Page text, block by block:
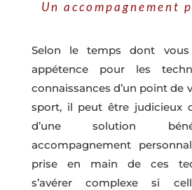
Un accompagnement
Selon le temps dont vous
appétence pour les
connaissances d’un point de
sport, il peut être judicieux
d’une solution
accompagnement
prise en main de ces
s’avérer complexe si